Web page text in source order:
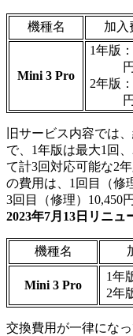
機種名 加入
Mini 3 Pro
1年版
円
2年版
円
旧サービス内容では
で、1年版は最大1回
て計3回対応可能な2
の費用は、1回目（修
3回目（修理）10,450
2023年7月13日リニュ
機種名
Mini 3 Pro
1年
2年
交換費用が一律にな